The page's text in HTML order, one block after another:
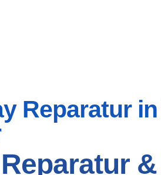
Reparatur